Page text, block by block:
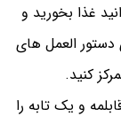
غذا بخورید و
دستور العمل های
کنید.
و یک تابه را